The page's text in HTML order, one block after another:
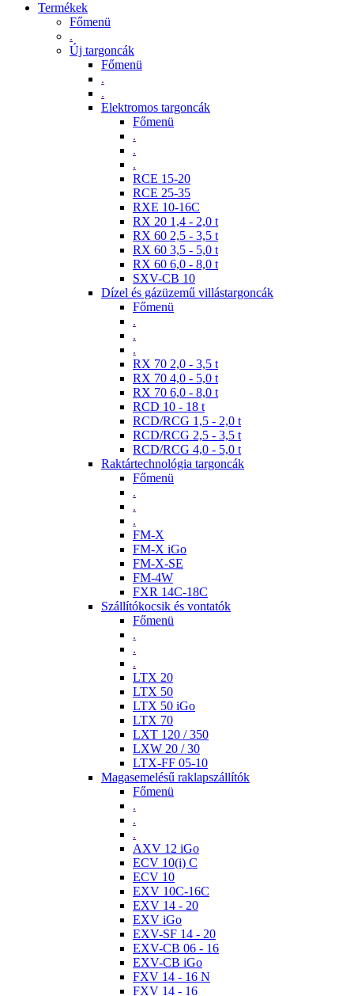
Termékek
Főmenü
.
Új targoncák
Főmenü
.
.
Elektromos targoncák
Főmenü
.
.
.
RCE 15-20
RCE 25-35
RXE 10-16C
RX 20 1,4 - 2,0 t
RX 60 2,5 - 3,5 t
RX 60 3,5 - 5,0 t
RX 60 6,0 - 8,0 t
SXV-CB 10
Dízel és gázüzemű villástargoncák
Főmenü
.
.
.
RX 70 2,0 - 3,5 t
RX 70 4,0 - 5,0 t
RX 70 6,0 - 8,0 t
RCD 10 - 18 t
RCD/RCG 1,5 - 2,0 t
RCD/RCG 2,5 - 3,5 t
RCD/RCG 4,0 - 5,0 t
Raktártechnológia targoncák
Főmenü
.
.
.
FM-X
FM-X iGo
FM-X-SE
FM-4W
FXR 14C-18C
Szállítókocsik és vontatók
Főmenü
.
.
.
LTX 20
LTX 50
LTX 50 iGo
LTX 70
LXT 120 / 350
LXW 20 / 30
LTX-FF 05-10
Magasemelésű raklapszállítók
Főmenü
.
.
.
AXV 12 iGo
ECV 10(i) C
ECV 10
EXV 10C-16C
EXV 14 - 20
EXV iGo
EXV-SF 14 - 20
EXV-CB 06 - 16
EXV-CB iGo
FXV 14 - 16 N
FXV 14 - 16